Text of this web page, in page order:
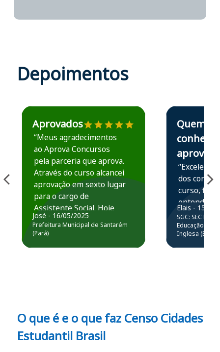
Depoimentos
Estudante José recomenda o Aprova Concursos em
Aprovados
“Meus agradecimentos
ao Aprova Concursos
pela parceria que aprova.
Através do curso alcancei
aprovação em sexto lugar
para o cargo de
Assistente Social. Hoje
estou atuando na
Prefeitura de Santarém.
José - 16/05/2025
Prefeitura Municipal de Santarém
(Pará)
Estudante Elais
Quem
conhece,
aprova
“Excelente
dos
curso,
entender e
prática
resolução
questões.”
Elais - 15/07/
SGC: SEC BA
Educação
Inglesa (Edital
O que é e o que faz Censo Cidades
Estudantil Brasil